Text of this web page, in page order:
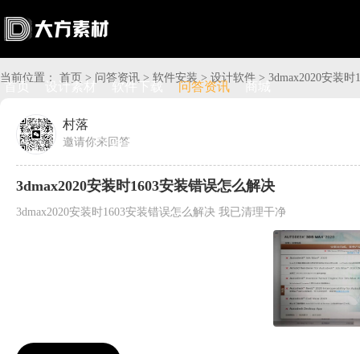
首页 设计素材 软件下载 问答资讯 商城
 搜索
当前位置： 首页 > 问答资讯 > 软件安装>设计软件 > 3dmax2020安装
村落
邀请你来回答
3dmax2020安装时1603安装错误怎么解决
3dmax2020安装时1603安装错误怎么解决 我已清理干净